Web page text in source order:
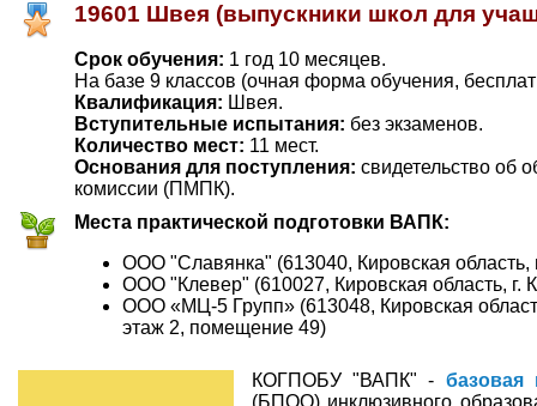
19601 Швея (выпускники школ для
Срок обучения: 1 год 10 месяцев.
На базе 9 классов (очная форма обучения,
Квалификация: Швея.
Вступительные испытания: без экзаменов.
Количество мест: 11 мест.
Основания для поступления: свидетельство об
комиссии (ПМПК).
Места практической подготовки ВАПК:
ООО "Славянка" (613040, Кировская область,
ООО "Клевер" (610027, Кировская область,
ООО «МЦ-5 Групп» (613048, Кировская
этаж 2, помещение 49)
КОГПОБУ "ВАПК" - базовая
(БПОО) инклюзивного